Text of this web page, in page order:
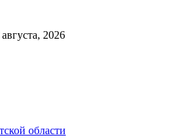
2026
области